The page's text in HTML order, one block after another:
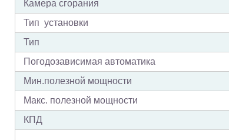
Камера сгорания
Тип установки
Тип
Погодозависимая автоматика
Мин.полезной мощности
Макс. полезной мощности
КПД